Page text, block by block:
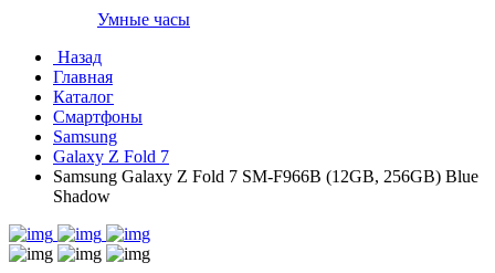
Умные часы
Назад
Главная
Каталог
Смартфоны
Samsung
Galaxy Z Fold 7
Samsung Galaxy Z Fold 7 SM-F966B (12GB, 256GB) Blue
Shadow